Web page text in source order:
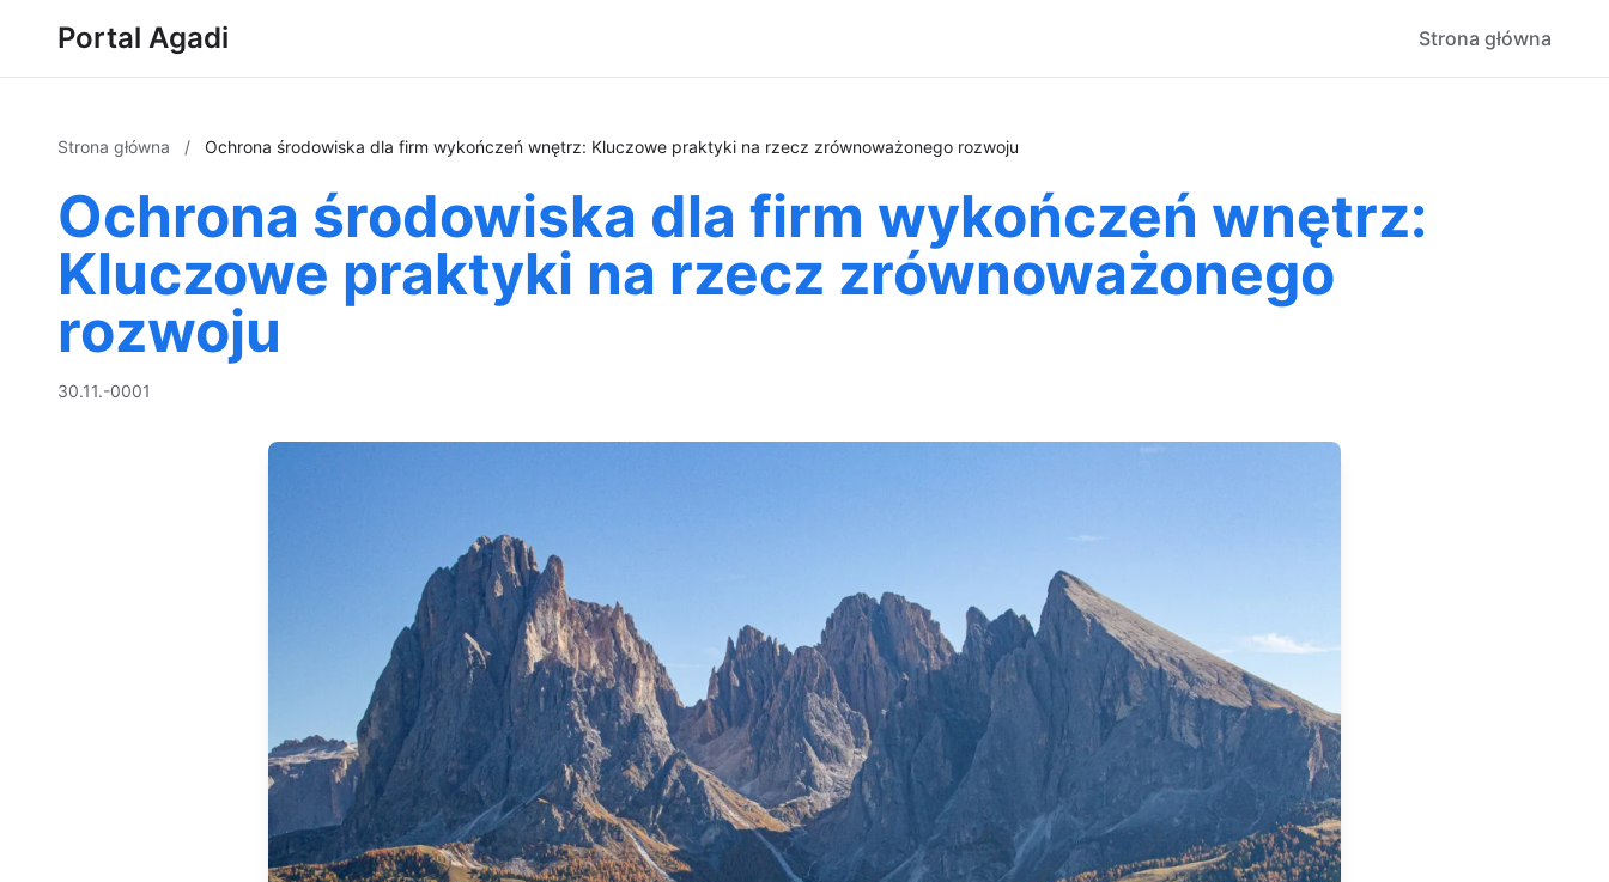
Portal Agadi Strona główna
Strona główna / Ochrona środowiska dla firm wykończeń wnętrz: Kluczowe praktyki na rzecz zrównoważonego rozwoju
Ochrona środowiska dla firm wykończeń wnętrz:
Kluczowe praktyki na rzecz zrównoważonego
rozwoju
30.11.-0001